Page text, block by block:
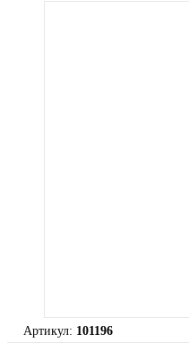
Артикул: 101196